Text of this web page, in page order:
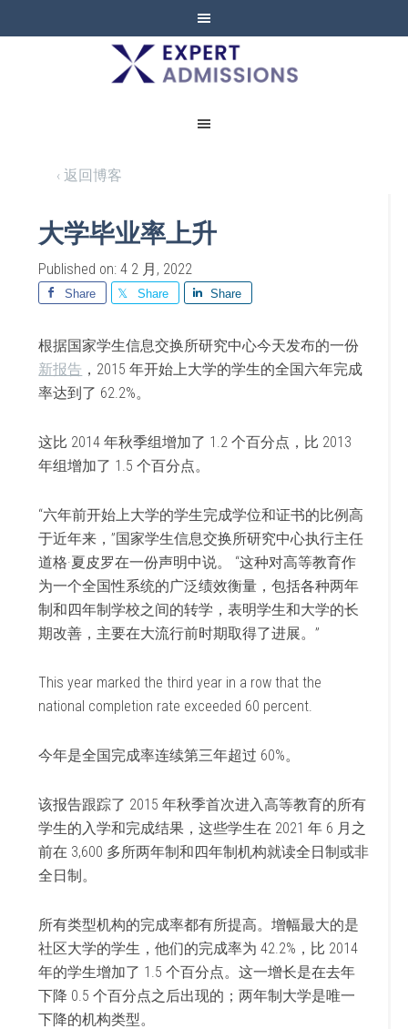
EXPERT
ADMISSIONS
‹ 返回博客
大学毕业率上升
Published on: 4 2 月, 2022
Share Share Share
根据国家学生信息交换所研究中心今天发布的一份
新报告 ，2015 年开始上大学的学生的全国六年完成
率达到了 62.2%。
这比 2014 年秋季组增加了 1.2 个百分点，比 2013
年组增加了 1.5 个百分点。
“六年前开始上大学的学生完成学位和证书的比例高
于近年来，”国家学生信息交换所研究中心执行主任
道格·夏皮罗在一份声明中说。 “这种对高等教育作
为一个全国性系统的广泛绩效衡量，包括各种两年
制和四年制学校之间的转学，表明学生和大学的长
期改善，主要在大流行前时期取得了进展。”
This year marked the third year in a row that the
national completion rate exceeded 60 percent.
今年是全国完成率连续第三年超过 60%。
该报告跟踪了 2015 年秋季首次进入高等教育的所有
学生的入学和完成结果，这些学生在 2021 年 6 月之
前在 3,600 多所两年制和四年制机构就读全日制或非
全日制。
所有类型机构的完成率都有所提高。增幅最大的是
社区大学的学生，他们的完成率为 42.2%，比 2014
年的学生增加了 1.5 个百分点。这一增长是在去年
下降 0.5 个百分点之后出现的；两年制大学是唯一
下降的机构类型。